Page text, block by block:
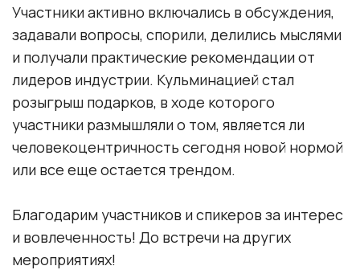
Участники активно включались в обсуждения,
задавали вопросы, спорили, делились мыслями
и получали практические рекомендации от
лидеров индустрии. Кульминацией стал
розыгрыш подарков, в ходе которого
участники размышляли о том, является ли
человекоцентричность сегодня новой нормой
или все еще остается трендом.
Благодарим участников и спикеров за интерес
и вовлеченность! До встречи на других
мероприятиях!